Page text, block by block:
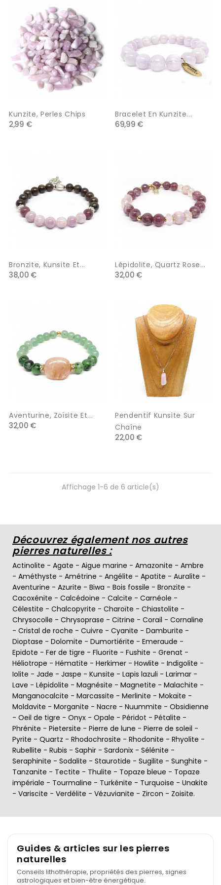
Kunzite, Perles Chips
2,99 €
Bracelet En Kunzite...
69,99 €
Bronzite, Kunsite Et...
38,00 €
Lépidolite, Quartz Rose...
32,00 €
Aventurine, Zoïsite Et...
32,00 €
Pendentif Kunsite Sur
Chaîne
22,00 €
Affichage 1-6 de 6 article(s)
Découvrez également nos autres
pierres naturelles :
Actinolite - Agate - Aigue marine - Amazonite - Ambre
- Améthyste - Amétrine - Angélite - Apatite - Auralite -
Aventurine - Azurite - Biwa - Bois fossile - Bronzite -
Cacoxénite - Calcédoine - Calcite - Carnéole -
Célestite - Chalcopyrite - Charoïte - Chiastolite -
Chrysocolle - Chrysoprase - Citrine - Corail - Cornaline
- Cristal de roche - Cuivre - Cyanite - Damburite -
Dioptase - Dolomite - Dumortiérite - Emeraude -
Epidote - Fer de tigre - Fluorite - Fushite - Grenat -
Héliotrope - Hématite - Herkimer - Howlite - Indigolite -
Iolite - Jade - Jaspe - Kunsite - Lapis lazuli - Larimar -
Lave - Lépidolite - Magnésite - Magnetite - Malachite -
Manganocalcite - Marcassite - Merlinite - Mokaïte -
Moldavite - Morganite - Nacre - Nuummite - Obsidienne
- Oeil de tigre - Onyx - Opale - Péridot - Pétalite -
Phrénite - Pietersite - Pierre de lune - Pierre de soleil -
Pyrite - Quartz - Rhodochrosite - Rhodonite - Rhyolite -
Rubellite - Rubis - Saphir - Sardonix - Sélénite -
Seraphinite - Sodalite - Staurotide - Sugilite - Sunghite -
Tanzanite - Tectite - Thulite - Topaze bleue - Topaze
impériale - Tourmaline - Turkénite - Turquoise - Unakite
- Variscite - Verdélite - Vézuvianite - Zircon - Zoisite.
Guides & articles sur les pierres
naturelles
Conseils lithothérapie, propriétés des pierres, signes
astrologiques et bien-être énergétique.